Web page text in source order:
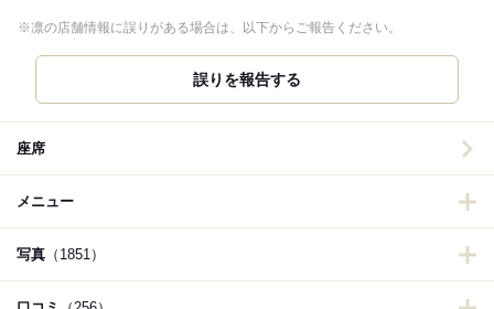
※凛の店舗情報に誤りがある場合は、以下からご報告ください。
誤りを報告する
座席
メニュー
写真 （1851）